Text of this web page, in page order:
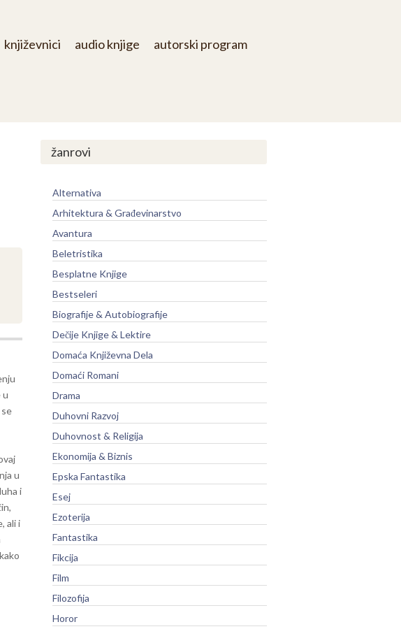
književnici audio knjige autorski program
u
se
u
i
ali i
žanrovi
Alternativa
Arhitektura & Građevinarstvo
Avantura
Beletristika
Besplatne Knjige
Bestseleri
Biografije & Autobiografije
Dečije Knjige & Lektire
Domaća Književna Dela
Domaći Romani
Drama
Duhovni Razvoj
Duhovnost & Religija
Ekonomija & Biznis
Epska Fantastika
Esej
Ezoterija
Fantastika
Fikcija
Film
Filozofija
Horor